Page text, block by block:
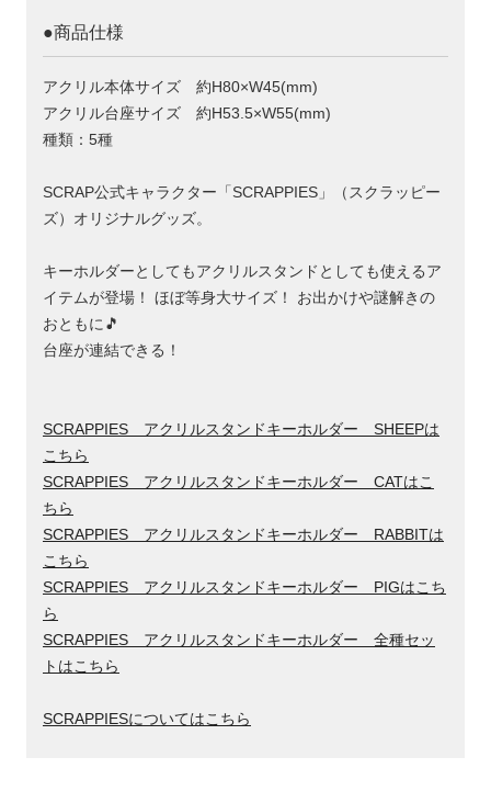
●商品仕様
アクリル本体サイズ 約H80×W45(mm)
アクリル台座サイズ 約H53.5×W55(mm)
種類：5種
SCRAP公式キャラクター「SCRAPPIES」（スクラッピー
ズ）オリジナルグッズ。
キーホルダーとしてもアクリルスタンドとしても使えるア
イテムが登場！ ほぼ等身大サイズ！ お出かけや謎解きの
おともに🎵
台座が連結できる！
SCRAPPIES アクリルスタンドキーホルダー SHEEPは
こちら
SCRAPPIES アクリルスタンドキーホルダー CATはこ
ちら
SCRAPPIES アクリルスタンドキーホルダー RABBITは
こちら
SCRAPPIES アクリルスタンドキーホルダー PIGはこち
ら
SCRAPPIES アクリルスタンドキーホルダー 全種セッ
トはこちら
SCRAPPIESについてはこちら